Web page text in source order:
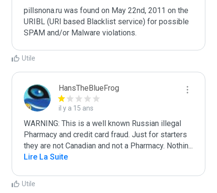
pillsnona.ru was found on May 22nd, 2011 on the
URIBL (URI based Blacklist service) for possible
Utile
HansTheBlueFrog
il y a 15 ans
WARNING: This is a well known Russian illegal
Pharmacy and credit card fraud. Just for starters
they are not Canadian and not a Pharmacy. Nothin...
Lire La Suite
Utile